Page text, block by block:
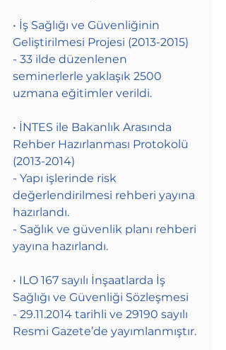
• İş Sağlığı ve Güvenliğinin
Geliştirilmesi Projesi (2013-2015)
- 33 ilde düzenlenen
seminerlerle yaklaşık 2500
uzmana eğitimler verildi.
• İNTES ile Bakanlık Arasında
Rehber Hazırlanması Protokolü
(2013-2014)
- Yapı işlerinde risk
değerlendirilmesi rehberi yayına
hazırlandı.
- Sağlık ve güvenlik planı rehberi
yayına hazırlandı.
• ILO 167 sayılı İnşaatlarda İş
Sağlığı ve Güvenliği Sözleşmesi
- 29.11.2014 tarihli ve 29190 sayılı
Resmi Gazete’de yayımlanmıştır.